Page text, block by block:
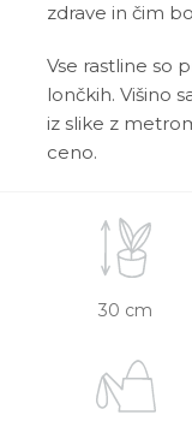
zdrave in čim
Vse rastline so
lončkih. Višino
iz slike z
ceno.
30 cm